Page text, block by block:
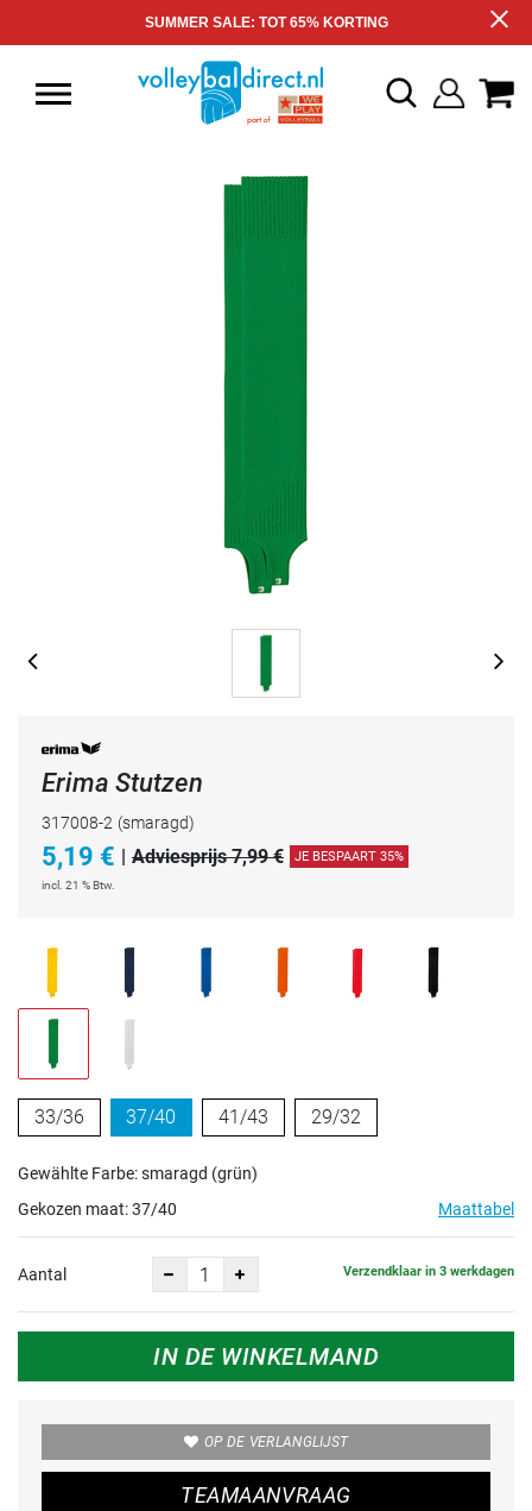
SUMMER SALE: TOT 65% KORTING
Erima Stutzen
317008-2 (smaragd)
5,19 € | Adviesprijs 7,99 € JE BESPAART 35%
incl. 21 % Btw.
33/36 37/40 41/43 29/32
Gewählte Farbe: smaragd (grün)
Gekozen maat:37/40 Maattabel
Aantal Verzendklaar in 3 werkdagen
IN DE WINKELMAND
OP DE VERLANGLIJST
TEAMAANVRAAG